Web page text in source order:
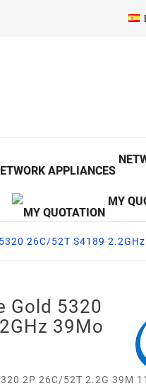
MY
26C/52T S4189
Gold 5320
39Mo
2P 26C/52T 2.2G 39M